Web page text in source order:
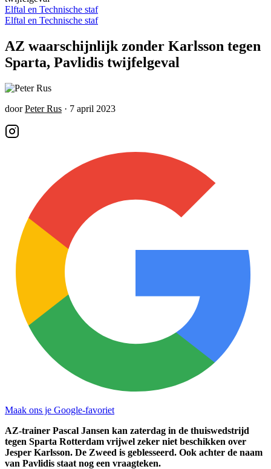
Elftal en Technische staf
Elftal en Technische staf
AZ waarschijnlijk zonder Karlsson tegen
Sparta, Pavlidis twijfelgeval
door Peter Rus · 7 april 2023
Maak ons je Google-favoriet
AZ-trainer Pascal Jansen kan zaterdag in de thuiswedstrijd
tegen Sparta Rotterdam vrijwel zeker niet beschikken over
Jesper Karlsson. De Zweed is geblesseerd. Ook achter de naam
van Pavlidis staat nog een vraagteken.